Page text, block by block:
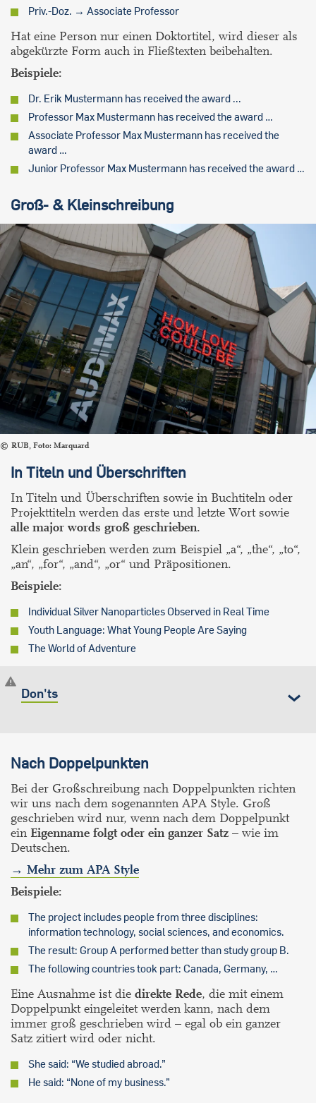
Priv.-Doz. → Associate Professor
Hat eine Person nur einen Doktortitel, wird dieser als
abgekürzte Form auch in Fließtexten beibehalten.
Beispiele:
Dr. Erik Mustermann has received the award ...
Professor Max Mustermann has received the award …
Associate Professor Max Mustermann has received the
award …
Junior Professor Max Mustermann has received the award …
Groß- & Kleinschreibung
RUB, Foto: Marquard
In Titeln und Überschriften
In Titeln und Überschriften sowie in Buchtiteln oder
Projekttiteln werden das erste und letzte Wort sowie
alle major words groß geschrieben.
Klein geschrieben werden zum Beispiel „a“, „the“, „to“,
„an“, „for“, „and“, „or“ und Präpositionen.
Beispiele:
Individual Silver Nanoparticles Observed in Real Time
Youth Language: What Young People Are Saying
The World of Adventure
Don'ts
Nach Doppelpunkten
Bei der Großschreibung nach Doppelpunkten richten
wir uns nach dem sogenannten APA Style. Groß
geschrieben wird nur, wenn nach dem Doppelpunkt
ein Eigenname folgt oder ein ganzer Satz – wie im
Deutschen.
→ Mehr zum APA Style
Beispiele:
The project includes people from three disciplines:
information technology, social sciences, and economics.
The result: Group A performed better than study group B.
The following countries took part: Canada, Germany, …
Eine Ausnahme ist die direkte Rede, die mit einem
Doppelpunkt eingeleitet werden kann, nach dem
immer groß geschrieben wird – egal ob ein ganzer
Satz zitiert wird oder nicht.
She said: “We studied abroad.”
He said: “None of my business.”